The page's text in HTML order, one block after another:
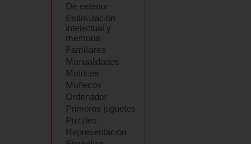
De exterior
Estimulación
intelectual y
memoria
Familiares
Manualidades
Motrices
Muñecos
Ordenador
Primeros juguetes
Puzzles
Representación